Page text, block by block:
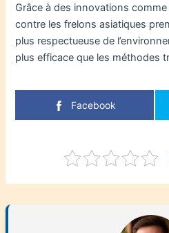
Grâce à des innovations comme
contre les frelons asiatiques
plus respectueuse de
plus efficace que les méthodes
Facebook